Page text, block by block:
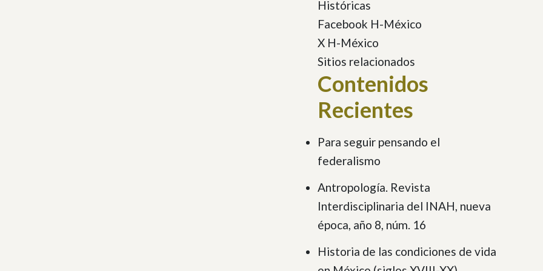
Históricas
Facebook H-México
X H-México
Sitios relacionados
Contenidos
Recientes
Para seguir pensando el
federalismo
Antropología. Revista
Interdisciplinaria del INAH, nueva
época, año 8, núm. 16
Historia de las condiciones de vida